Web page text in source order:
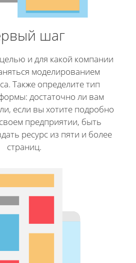
шаг
и для какой компании
моделированием
Также определите тип
достаточно ли вам
если вы хотите подробно
предприятии, быть
ресурс из пяти и более
страниц.